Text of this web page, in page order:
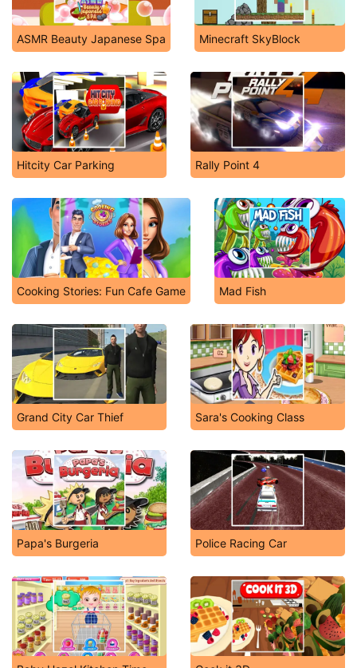
ASMR Beauty Japanese Spa Minecraft SkyBlock
Hitcity Car Parking Rally Point 4
Cooking Stories: Fun Cafe Game Mad Fish
Grand City Car Thief Sara's Cooking Class
Papa's Burgeria Police Racing Car